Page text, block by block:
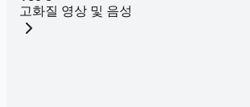
고화질 영상 및 음성